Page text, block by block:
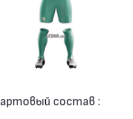
состав :